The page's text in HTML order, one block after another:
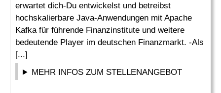
erwartet dich-Du entwickelst und betreibst
hochskalierbare Java-Anwendungen mit Apache
Kafka für führende Finanzinstitute und weitere
bedeutende Player im deutschen Finanzmarkt. -Als
[...]
MEHR INFOS ZUM STELLENANGEBOT